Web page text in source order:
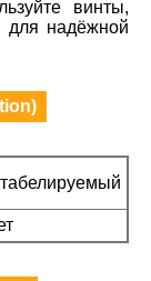
винты,
для надёжной